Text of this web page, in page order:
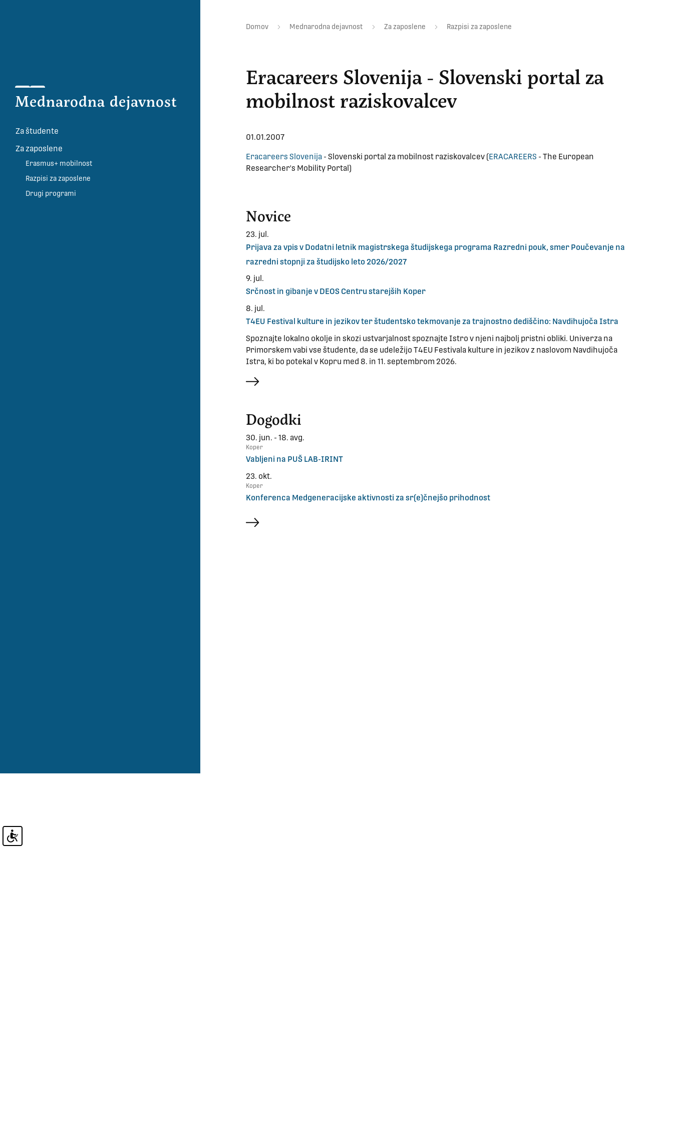
Mednarodna dejavnost
Za študente
Za zaposlene
Erasmus+ mobilnost
Razpisi za zaposlene
Drugi programi
Domov Mednarodna dejavnost Za zaposlene Razpisi za zaposlene
Eracareers Slovenija - Slovenski portal za
mobilnost raziskovalcev
01.01.2007
Eracareers Slovenija - Slovenski portal za mobilnost raziskovalcev (ERACAREERS - The European
Researcher's Mobility Portal)
Novice
23. jul.
Prijava za vpis v Dodatni letnik magistrskega študijskega programa Razredni pouk, smer Poučevanje na
razredni stopnji za študijsko leto 2026/2027
9. jul.
Srčnost in gibanje v DEOS Centru starejših Koper
8. jul.
T4EU Festival kulture in jezikov ter študentsko tekmovanje za trajnostno dediščino: Navdihujoča Istra
Spoznajte lokalno okolje in skozi ustvarjalnost spoznajte Istro v njeni najbolj pristni obliki. Univerza na
Primorskem vabi vse študente, da se udeležijo T4EU Festivala kulture in jezikov z naslovom Navdihujoča
Istra, ki bo potekal v Kopru med 8. in 11. septembrom 2026.
več
Dogodki
30. jun. - 18. avg.
Koper
Vabljeni na PUŠ LAB-IRINT
23. okt.
Koper
Konferenca Medgeneracijske aktivnosti za sr(e)čnejšo prihodnost
več